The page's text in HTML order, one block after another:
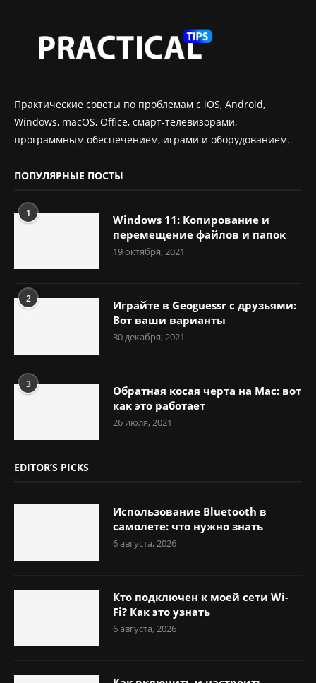
Практические советы по проблемам с iOS, Android,
Windows, macOS, Office, смарт-телевизорами,
программным обеспечением, играми и оборудованием.
ПОПУЛЯРНЫЕ ПОСТЫ
1
Windows 11: Копирование и
перемещение файлов и папок
19 октября, 2021
2
Играйте в Geoguessr с друзьями:
Вот ваши варианты
30 декабря, 2021
3
Обратная косая черта на Mac: вот
как это работает
26 июля, 2021
EDITOR’S PICKS
Использование Bluetooth в
самолете: что нужно знать
6 августа, 2026
Кто подключен к моей сети Wi-
Fi? Как это узнать
6 августа, 2026